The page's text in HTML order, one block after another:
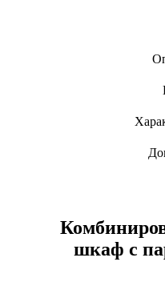
шкаф с